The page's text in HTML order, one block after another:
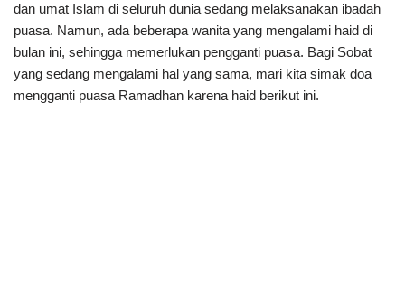
dan umat Islam di seluruh dunia sedang melaksanakan ibadah
puasa. Namun, ada beberapa wanita yang mengalami haid di
bulan ini, sehingga memerlukan pengganti puasa. Bagi Sobat
yang sedang mengalami hal yang sama, mari kita simak doa
mengganti puasa Ramadhan karena haid berikut ini.